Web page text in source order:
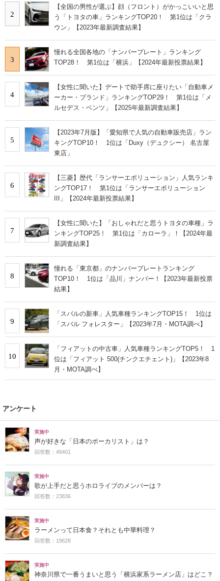
2
【全国の男性が選ぶ】顔（フロント）がかっこいいと思
う「トヨタの車」ランキングTOP20！ 第1位は「クラ
ウン」【2023年最新調査結果】
3
憧れる全国各地の「ナンバープレート」ランキング
TOP28！ 第1位は「横浜」【2024年最新投票結果】
4
【女性に聞いた】デートで助手席に座りたい「自動車メ
ーカー・ブランド」ランキングTOP29！ 第1位は「メ
ルセデス・ベンツ」【2025年最新調査結果】
5
【2023年7月版】「愛知県で人気の自動車販売店」ラン
キングTOP10！ 1位は「Duxy（デュクシー） 名古屋
東店」
6
【三菱】歴代「ランサーエボリューション」人気ランキ
ングTOP17！ 第1位は「ランサーエボリューション
III」【2024年最新投票結果】
7
【女性に聞いた】「おしゃれだと思うトヨタの車種」ラ
ンキングTOP25！ 第1位は「カローラ」！【2024年最
新調査結果】
8
憧れる「東京都」のナンバープレートランキング
TOP10！ 1位は「品川」ナンバー！【2023年最新投票
結果】
9
「スバルの新車」人気車種ランキングTOP15！ 1位は
「スバル フォレスター」【2023年7月・MOTA調べ】
10
「フィアットの中古車」人気車種ランキングTOP5！ 1
位は「フィアット 500(チンクエチェント)」【2023年8
月・MOTA調べ】
アンケート
実施中
声が好きな「日本のボーカリスト」は？
回答数：49401
実施中
歌が上手だと思うホロライブのメンバーは？
回答数：23836
実施中
ラーメンって日本食？それとも中華料理？
回答数：19628
実施中
神奈川県で一番うまいと思う「横浜家系ラーメン店」はどこ？